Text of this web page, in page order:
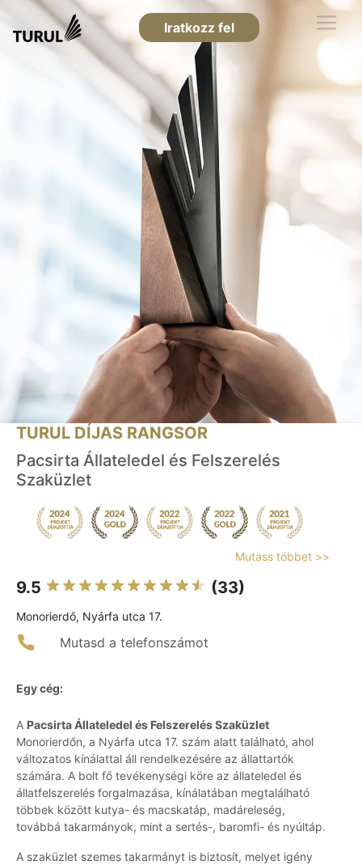
Iratkozz fel
TURUL DÍJAS RANGSOR
Pacsirta Állateledel és Felszerelés
Szaküzlet
Mutass többet >>
9.5 (33)
Monorierdő, Nyárfa utca 17.
Mutasd a telefonszámot
Egy cég:
A Pacsirta Állateledel és Felszerelés Szaküzlet
Monorierdőn, a Nyárfa utca 17. szám alatt található, ahol
változatos kínálattal áll rendelkezésére az állattartók
számára. A bolt fő tevékenységi köre az állateledel és
állatfelszerelés forgalmazása, kínálatában megtalálható
többek között kutya- és macskatáp, madáreleség,
továbbá takarmányok, mint a sertés-, baromfi- és nyúltáp.
A szaküzlet szemes takarmányt is biztosít, melyet igény